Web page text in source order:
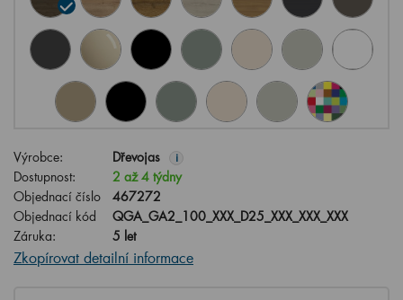
Výrobce: Dřevojas i
Dostupnost:
2 až 4 týdny
Objednací číslo
467272
Objednací kód
QGA_GA2_100_XXX_D25_XXX_XXX_XXX
Záruka:
5 let
Zkopírovat detailní informace